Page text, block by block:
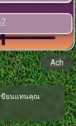
Ach
ขียนแทนคุณ